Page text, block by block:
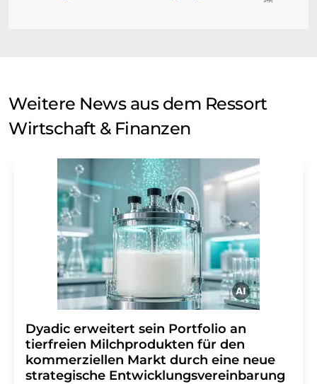
Weitere News aus dem Ressort
Wirtschaft & Finanzen
Dyadic erweitert sein Portfolio an
tierfreien Milchprodukten für den
kommerziellen Markt durch eine neue
strategische Entwicklungsvereinbarung